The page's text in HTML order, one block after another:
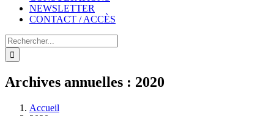
NEWSLETTER
CONTACT / ACCÈS
Rechercher
Archives annuelles : 2020
Accueil